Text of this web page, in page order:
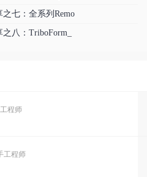
七：全系列Remo
八：TriboForm_
程师
工程师